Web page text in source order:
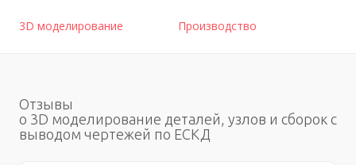
3D моделирование Производство
Отзывы
о 3D моделирование деталей, узлов и сборок с
выводом чертежей по ЕСКД